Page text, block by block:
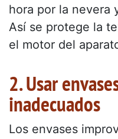
hora por la nevera
Así se protege la
el motor del
2. Usar
inadecuados
Los envases